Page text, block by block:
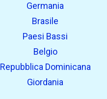
Germania
Brasile
Paesi Bassi
Belgio
Repubblica Dominicana
Giordania